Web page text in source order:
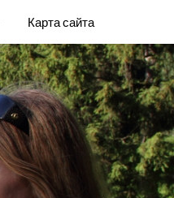
Карта сайта